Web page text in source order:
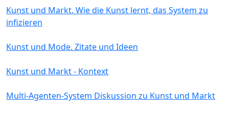
Kunst und Markt. Wie die Kunst lernt, das System zu
infizieren
Kunst und Mode. Zitate und Ideen
Kunst und Markt - Kontext
Multi-Agenten-System Diskussion zu Kunst und Markt